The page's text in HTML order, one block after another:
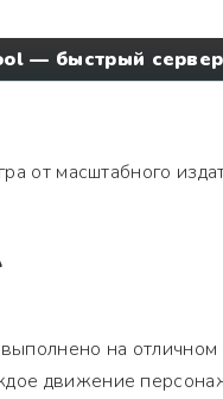
— быстрый
от масштабного
на
движение